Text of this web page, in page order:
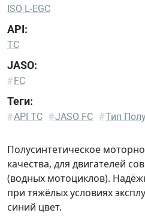
ISO L-EGC
API:
TC
JASO:
#FC
ISO
EGC
NMMA
TC-W3
Теги:
#API TC #JASO FC #Тип
Полусинтетическое
качества, для двигателей
(водных мотоциклов).
при тяжёлых условиях
синий цвет.